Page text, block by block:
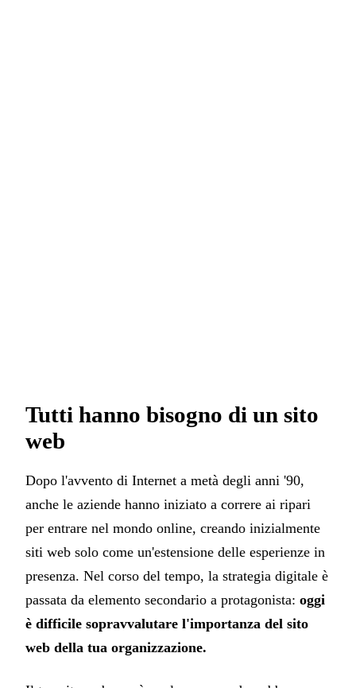
Tutti hanno bisogno di un sito
web
Dopo l'avvento di Internet a metà degli anni '90,
anche le aziende hanno iniziato a correre ai ripari
per entrare nel mondo online, creando inizialmente
siti web solo come un'estensione delle esperienze in
presenza. Nel corso del tempo, la strategia digitale è
passata da elemento secondario a protagonista: oggi
è difficile sopravvalutare l'importanza del sito
web della tua organizzazione.